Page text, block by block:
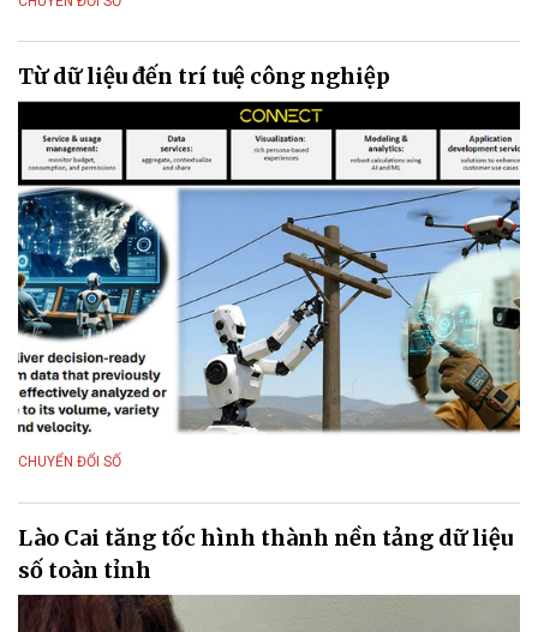
Từ dữ liệu đến trí tuệ công nghiệp
CHUYỂN ĐỔI SỐ
Lào Cai tăng tốc hình thành nền tảng dữ liệu
số toàn tỉnh